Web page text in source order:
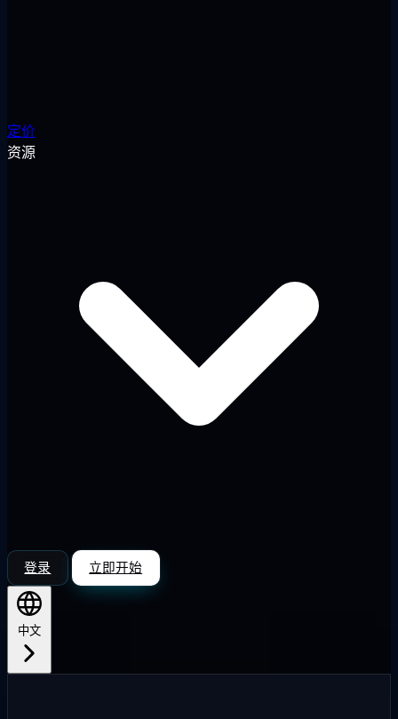
定价
资源
登录 立即开始
中文